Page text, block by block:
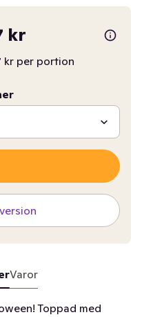
kr
kr per portion
Varor
Toppad med